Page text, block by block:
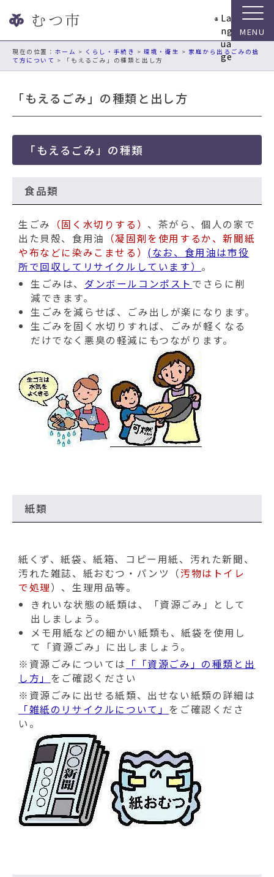
ビ
La
ng
ua
ge
現在の位置： ホーム > くらし・手続き >環境・衛生 > 家庭から出るごみの捨
て方について > 「もえるごみ」の種類と出し方
「もえるごみ」の種類と出し方
「もえるごみ」の種類
食品類
生ごみ （固く水切りする） 、茶がら、個人の家で
出た貝殻、食用油
（凝固剤を使用するか、新聞紙
や布などに染みこませる） (なお、食用油は市役
所で回収してリサイクルしています） 。
生ごみは、 ダンボールコンポスト でさらに削
減できます。
生ごみを減らせば、ごみ出しが楽になります。
生ごみを固く水切りすれば、ごみが軽くなる
だけでなく悪臭の軽減にもつながります。
紙類
紙くず、紙袋、紙箱、コピー用紙、汚れた新聞、
汚れた雑誌、紙おむつ・パンツ（汚物はトイレ
で処理）、生理用品等。
きれいな状態の紙類は、「資源ごみ」として
出しましょう。
メモ用紙などの細かい紙類も、紙袋を使用し
て「資源ごみ」に出しましょう。
※資源ごみについては 「「資源ごみ」の種類と出
し方」 をご確認ください
※資源ごみに出せる紙類、出せない紙類の詳細は
「雑紙のリサイクルについて」 をご確認くださ
い。